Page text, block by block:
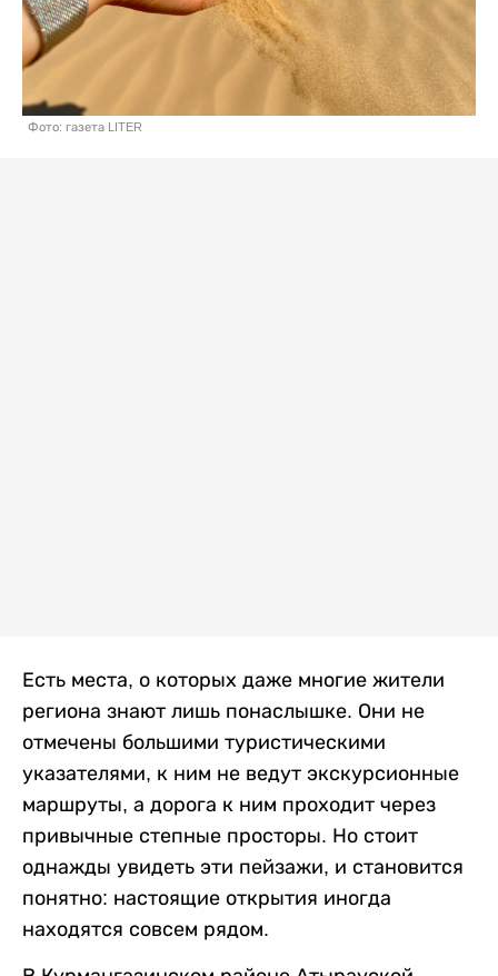
Фото: газета LITER
Есть места, о которых даже многие жители
региона знают лишь понаслышке. Они не
отмечены большими туристическими
указателями, к ним не ведут экскурсионные
маршруты, а дорога к ним проходит через
привычные степные просторы. Но стоит
однажды увидеть эти пейзажи, и становится
понятно: настоящие открытия иногда
находятся совсем рядом.